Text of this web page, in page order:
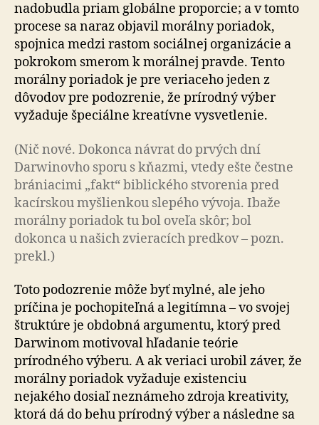
nadobudla priam globálne proporcie; a v tomto
procese sa naraz objavil morálny poriadok,
spojnica medzi rastom sociálnej organizácie a
pokrokom smerom k morálnej pravde. Tento
morálny poriadok je pre veriaceho jeden z
dôvodov pre podozrenie, že prírodný výber
vyžaduje špeciálne kreatívne vysvetlenie.
(Nič nové. Dokonca návrat do prvých dní
Darwinovho sporu s kňazmi, vtedy ešte čestne
brániacimi „fakt“ biblického stvorenia pred
kacírskou myšlienkou slepého vývoja. Ibaže
morálny poriadok tu bol oveľa skôr; bol
dokonca u našich zvieracích predkov – pozn.
prekl.)
Toto podozrenie môže byť mylné, ale jeho
príčina je pochopiteľná a legitímna – vo svojej
štruktúre je obdobná argumentu, ktorý pred
Darwinom motivoval hľadanie teórie
prírodného výberu. A ak veriaci urobil záver, že
morálny poriadok vyžaduje existenciu
nejakého dosiaľ neznámeho zdroja kreativity,
ktorá dá do behu prírodný výber a následne sa